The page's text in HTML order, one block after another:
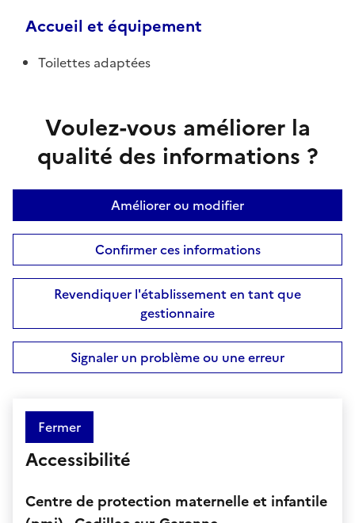
Accueil et équipement
Toilettes adaptées
Voulez-vous améliorer la
qualité des informations ?
Améliorer ou modifier
Confirmer ces informations
Revendiquer l'établissement en tant que
gestionnaire
Signaler un problème ou une erreur
Fermer
Accessibilité
Centre de protection maternelle et infantile